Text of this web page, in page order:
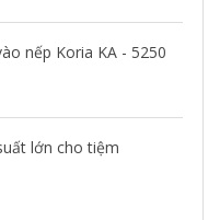
nếp Koria KA - 5250
lớn cho tiệm